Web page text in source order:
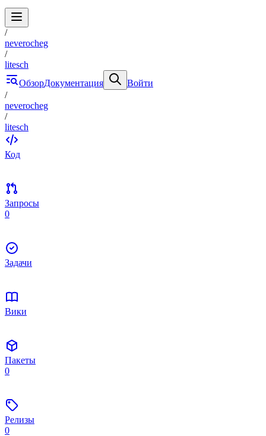
/
neverocheg
/
litesch
ОбзорДокументация
Войти
/
neverocheg
/
litesch
Код
Запросы
0
Задачи
Вики
Пакеты
0
Релизы
0